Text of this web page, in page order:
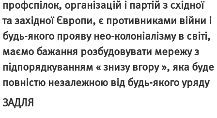
профспілок, організацій і партій з східної
та західної Європи, є противниками війни і
будь-якого прояву нео-колоніалізму в світі,
маємо бажання розбудовувати мережу з
підпорядкуванням « знизу вгору », яка буде
повністю незалежною від будь-якого уряду
ЗАДЛЯ